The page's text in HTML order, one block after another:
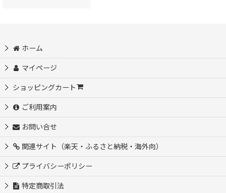
ホーム
マイページ
ショッピングカート
ご利用案内
お問い合せ
関連サイト（楽天・ふるさと納税・海外向）
プライバシーポリシー
特定商取引法